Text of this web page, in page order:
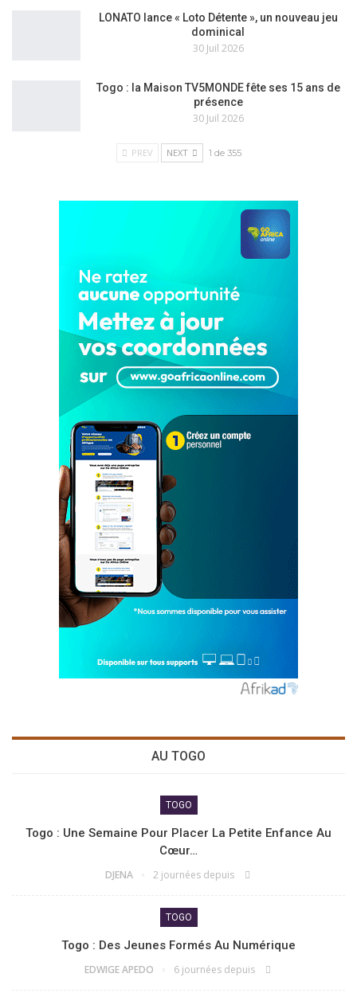
LONATO lance « Loto Détente », un nouveau jeu
dominical
30 Juil 2026
Togo : la Maison TV5MONDE fête ses 15 ans de
présence
30 Juil 2026
PREV NEXT 1 de 355
AU TOGO
TOGO
Togo : Une Semaine Pour Placer La Petite Enfance Au
Cœur…
DJENA 2 journées depuis
TOGO
Togo : Des Jeunes Formés Au Numérique
EDWIGE APEDO 6 journées depuis